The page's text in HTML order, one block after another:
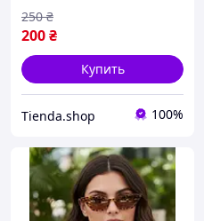
200₴
250 ₴
Купить
Tienda.shop 100%